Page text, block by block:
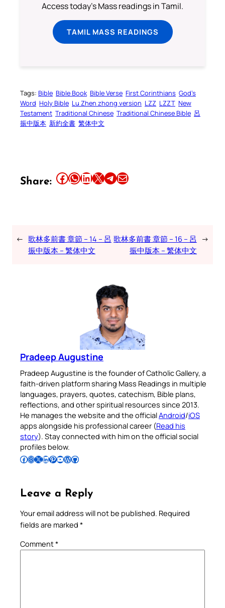
Access today's Mass readings in Tamil.
TAMIL MASS READINGS
Tags: Bible Bible Book Bible Verse First Corinthians God’s
Word Holy Bible Lu Zhen zhong version LZZ LZZT New
Testament Traditional Chinese Traditional Chinese Bible 呂
振中版本 新約全書 繁体中文
Share: Share this article on Facebook Share this article on WhatsApp Share this article on LinkedIn Share this article on X Share this article on TelegramEmail this Article
← 歌林多前書 章節 – 14 – 呂
振中版本 – 繁体中文
歌林多前書 章節 – 16 – 呂
振中版本 – 繁体中文
→
Pradeep Augustine
Pradeep Augustine is the founder of Catholic Gallery, a
faith-driven platform sharing Mass Readings in multiple
languages, prayers, quotes, catechism, Bible plans,
reflections, and other spiritual resources since 2013.
He manages the website and the officialAndroid/iOS
apps alongside his professional career (Read his
story). Stay connected with him on the official social
profiles below.
Follow Pradeep on Facebook Follow Pradeep on InstagramFollow Pradeep on X Follow Pradeep on LinkedIn Follow Pradeep on Pinterest Subscribe to Pradeep’s Youtube Channel Follow Pradeep on WordPress Follow Pradeep on GitHub
Leave a Reply
Your email address will not be published. Required
fields are marked *
Comment*